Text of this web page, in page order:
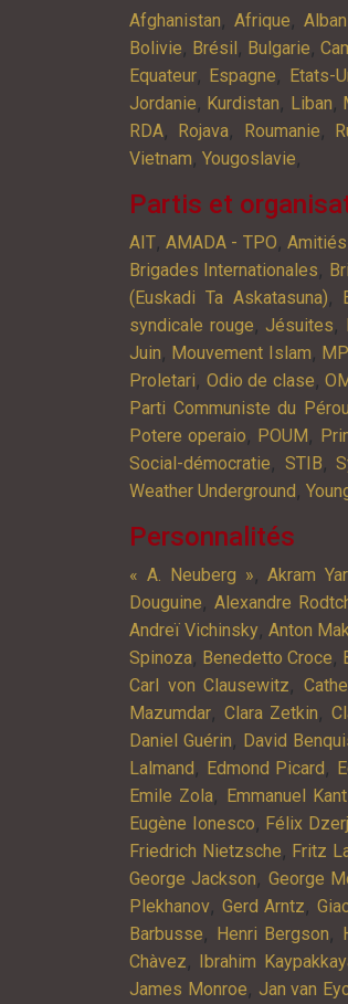
Afghanistan, Afrique,
Bolivie, Brésil , Bulgarie,
Equateur, Espagne, Etats-
Jordanie, Kurdistan, Liban,
RDA, Rojava, Roumanie,
Vietnam, Yougoslavie,
Partis et
AIT,AMADA - TPO,
Brigades Internationales,
(Euskadi Ta Askatasuna),
syndicale rouge, Jésuites,
Juin, Mouvement Islam,
Proletari, Odio de clase,
Parti Communiste du Pérou
Potere operaio, POUM ,
Social-démocratie, STIB,
Weather Underground ,
Personnalités
« A. Neuberg »,Akram
Douguine, Alexandre
Andreï Vichinsky,Anton
Spinoza, Benedetto Croce,
Carl von Clausewitz,
Mazumdar, Clara Zetkin,
Daniel Guérin, David
Lalmand , Edmond Picard ,
Emile Zola, Emmanuel Kant
Eugène Ionesco, Félix
Friedrich Nietzsche, Fritz
George Jackson, George
Plekhanov, Gerd Arntz,
Barbusse, Henri Bergson,
Chàvez, Ibrahim
James Monroe, Jan van